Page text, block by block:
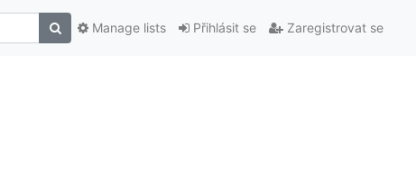
Přihlásit se Zaregistrovat se
Manage lists